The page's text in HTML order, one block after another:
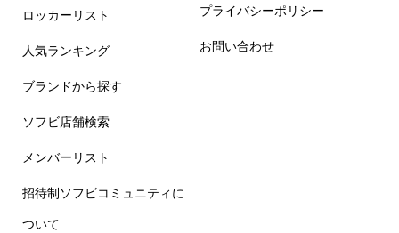
ロッカーリスト
人気ランキング
ブランドから探す
ソフビ店舗検索
メンバーリスト
招待制ソフビコミュニティに
ついて
プライバシーポリシー
お問い合わせ